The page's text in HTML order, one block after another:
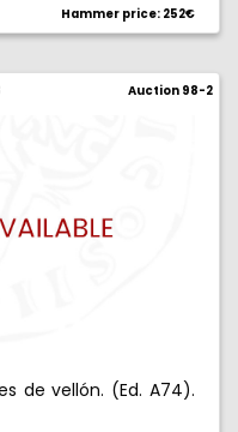
Hammer price: 252€
Auction 98-2
de vellón. (Ed. A74).